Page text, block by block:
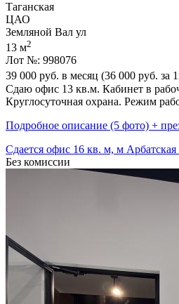
Таганская
ЦАО
Земляной Вал ул
13 м2
Лот №: 998076
39 000 руб. в месяц (36 000 руб. за
Сдаю офис 13 кв.м. Кабинет в
Круглосуточная охрана. Режим
Подробное описание (5 фото) +
Сдается офис 16 кв. м, м
Без комиссии